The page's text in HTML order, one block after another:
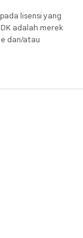
lisensi yang
adalah merek
dan/atau